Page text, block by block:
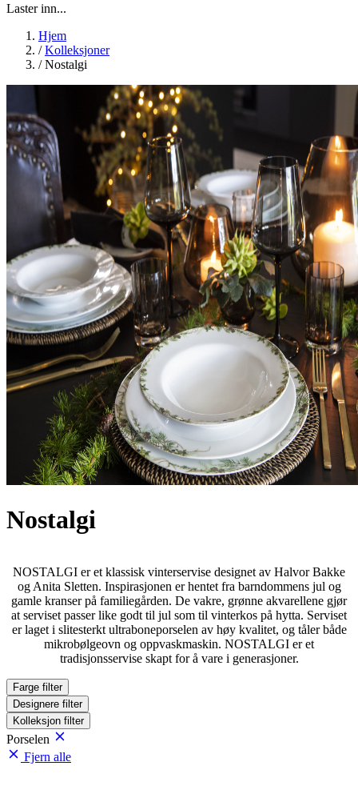
Laster inn...
Hjem
/ Kolleksjoner
/ Nostalgi
Nostalgi
NOSTALGI er et klassisk vinterservise designet av Halvor Bakke
og Anita Sletten. Inspirasjonen er hentet fra barndommens jul og
gamle kranser på familiegården. De vakre, grønne akvarellene gjør
at serviset passer like godt til jul som til vinterkos på hytta. Serviset
er laget i slitesterkt ultraboneporselen av høy kvalitet, og tåler både
mikrobølgeovn og oppvaskmaskin. NOSTALGI er et
tradisjonsservise skapt for å vare i generasjoner.
Farge filter
Designere filter
Kolleksjon filter
Porselen
Fjern alle